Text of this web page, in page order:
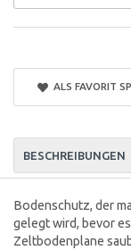
ALS FAVORIT
BESCHREIBUNGEN
Bodenschutz, der
gelegt wird, bevor
Zeltbodenplane